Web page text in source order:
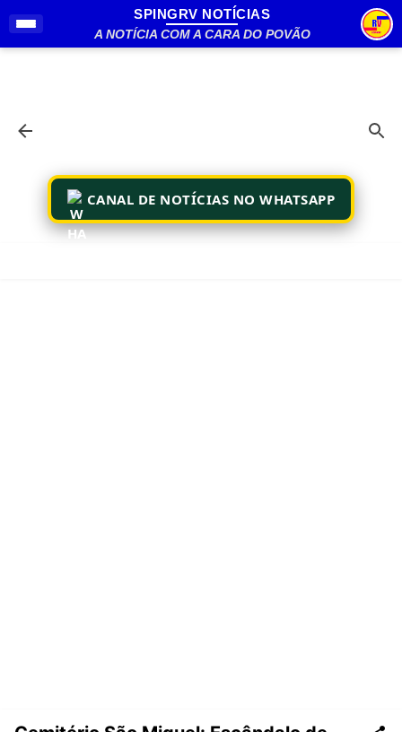
Pular para o conteúdo principal
SPINGRV NOTÍCIAS
A NOTÍCIA COM A CARA DO POVÃO
CANAL DE NOTÍCIAS NO WHATSAPP